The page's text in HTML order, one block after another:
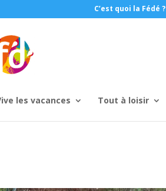
C’est quoi la Fédé ?
les vacances Tout à loisir